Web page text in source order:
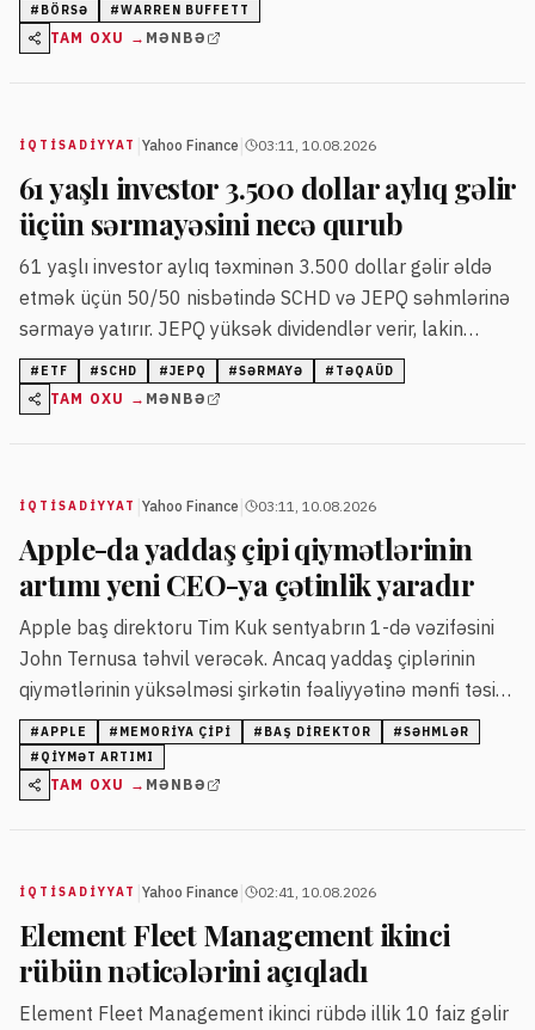
# BÖRSƏ #WARREN BUFFETT
TAM OXU → MƏNBƏ
İQTISADIYYAT Yahoo Finance 03:11, 10.08.2026
61 yaşlı investor 3.500 dollar aylıq gəlir
üçün sərmayəsini necə qurub
61 yaşlı investor aylıq təxminən 3.500 dollar gəlir əldə
etmək üçün 50/50 nisbətində SCHD və JEPQ səhmlərinə
sərmayə yatırır. JEPQ yüksək dividendlər verir, lakin
NASDAQ opsionlarının volatilliyi risk yaradır.
# ETF #SCHD #JEPQ #SƏRMAYƏ # TƏQAÜD
TAM OXU → MƏNBƏ
İQTISADIYYAT Yahoo Finance 03:11, 10.08.2026
Apple-da yaddaş çipi qiymətlərinin
artımı yeni CEO-ya çətinlik yaradır
Apple baş direktoru Tim Kuk sentyabrın 1-də vəzifəsini
John Ternusa təhvil verəcək. Ancaq yaddaş çiplərinin
qiymətlərinin yüksəlməsi şirkətin fəaliyyətinə mənfi təsir
göstərir və Ternusu qısa müddətdə çətin vəziyyətə
salacaq.
#APPLE # MEMORIYA ÇIPI # BAŞ DIREKTOR #SƏHMLƏR
# QIYMƏT ARTIMI
TAM OXU → MƏNBƏ
İQTISADIYYAT Yahoo Finance 02:41, 10.08.2026
Element Fleet Management ikinci
rübün nəticələrini açıqladı
Element Fleet Management ikinci rübdə illik 10 faiz gəlir